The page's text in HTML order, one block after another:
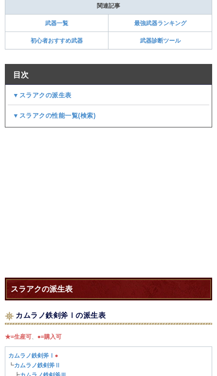
関連記事
武器一覧 最強武器ランキング
初心者おすすめ武器 武器診断ツール
目次
▼スラアクの派生表
▼スラアクの性能一覧(検索)
スラアクの派生表
カムラノ鉄剣斧Ⅰの派生表
★=生産可 ●=購入可
カムラノ鉄剣斧Ⅰ ●
┗カムラノ鉄剣斧Ⅱ